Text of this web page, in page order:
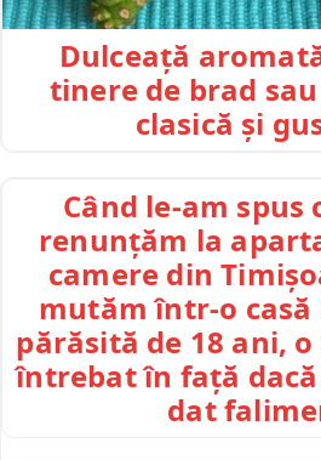
Dulceață
tinere de brad
clasică și
Când le-am spus
renunțăm la
camere din
mutăm într-o casă
părăsită de 18 ani,
întrebat în față
dat